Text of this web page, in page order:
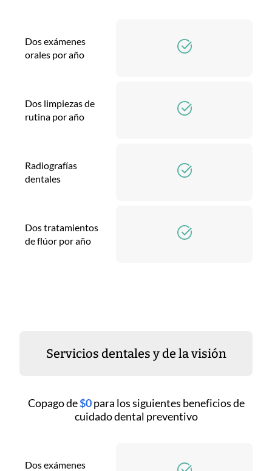
Dos exámenes
orales por año
Dos limpiezas de
rutina por año
Radiografías
dentales
Dos tratamientos
de flúor por año
Servicios dentales y de la visión
Copago de$0para los siguientes beneficios de
cuidado dental preventivo
Dos exámenes